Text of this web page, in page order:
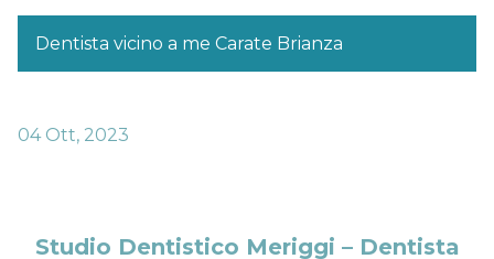
Dentista vicino a me Carate Brianza
04 Ott, 2023
Studio Dentistico Meriggi – Dentista